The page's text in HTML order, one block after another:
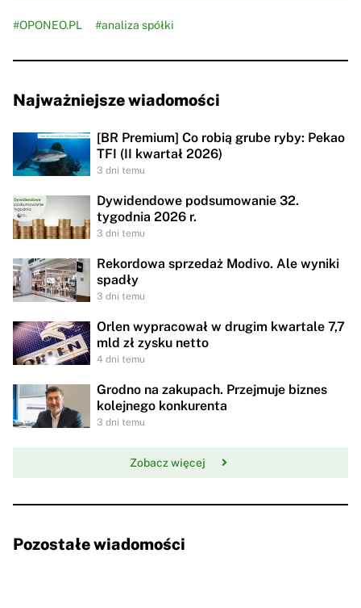
#OPONEO.PL #analiza spółki
Najważniejsze wiadomości
[BR Premium] Co robią grube ryby: Pekao
TFI (II kwartał 2026)
3 dni temu
Dywidendowe podsumowanie 32.
tygodnia 2026 r.
3 dni temu
Rekordowa sprzedaż Modivo. Ale wyniki
spadły
3 dni temu
Orlen wypracował w drugim kwartale 7,7
mld zł zysku netto
4 dni temu
Grodno na zakupach. Przejmuje biznes
kolejnego konkurenta
3 dni temu
Zobacz więcej
Pozostałe wiadomości